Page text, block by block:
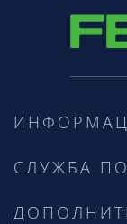
СЛУЖБА